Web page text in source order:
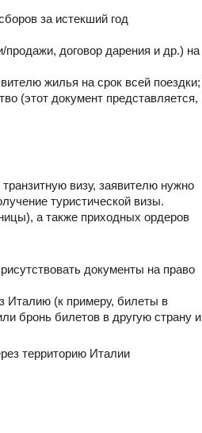
за истекший год
продажи, договор дарения и др.) на
жилья на срок всей поездки;
(этот документ представляется,
визу, заявителю нужно
туристической визы.
а также приходных ордеров
документы на право
Италию (к примеру, билеты в
бронь билетов в другую страну и
территорию Италии